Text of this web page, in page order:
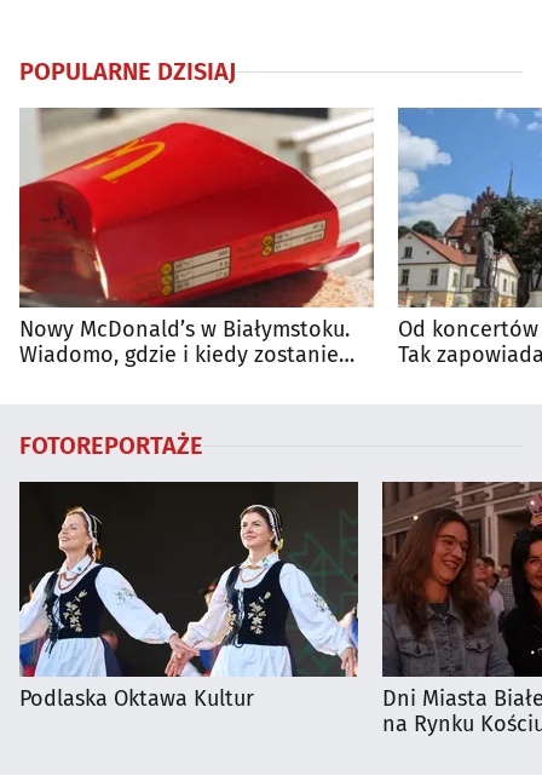
POPULARNE DZISIAJ
Nowy McDonald’s w Białymstoku.
Wiadomo, gdzie i kiedy zostanie
Od
Tak
FOTOREPORTAŻE
Podlaska Oktawa Kultur
Dni Miasta
na Rynku